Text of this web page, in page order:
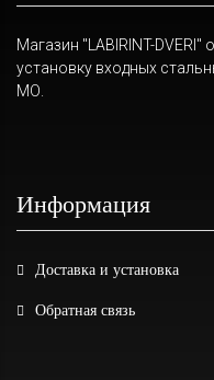
Магазин "LABIRINT-
установку входных
МО.
Информация
Доставка и установка
Обратная связь